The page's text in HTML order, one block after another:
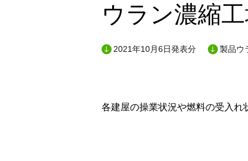
ウラン濃縮
2021年10月6日発表分 製品ウ
各建屋の操業状況や燃料の受入